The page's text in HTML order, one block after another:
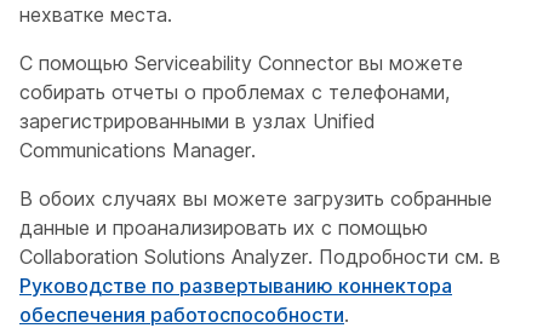
нехватке места.
С помощью Serviceability Connector вы можете
собирать отчеты о проблемах с телефонами,
зарегистрированными в узлах Unified
Communications Manager.
В обоих случаях вы можете загрузить собранные
данные и проанализировать их с помощью
Collaboration Solutions Analyzer. Подробности см. в
Руководстве по развертыванию коннектора
обеспечения работоспособности.